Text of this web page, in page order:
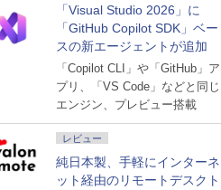
「Visual Studio 2026」に
「GitHub Copilot SDK」ベー
スの新エージェントが追加
「Copilot CLI」や「GitHub」ア
プリ、「VS Code」などと同じ
エンジン、プレビュー搭載
レビュー
純日本製、手軽にインターネ
ット経由のリモートデスクト